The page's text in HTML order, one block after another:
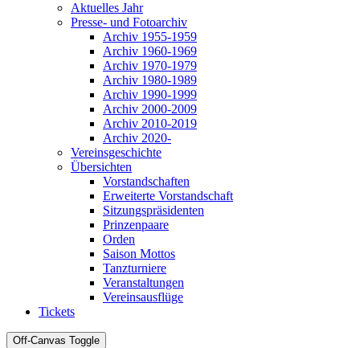
Aktuelles Jahr
Presse- und Fotoarchiv
Archiv 1955-1959
Archiv 1960-1969
Archiv 1970-1979
Archiv 1980-1989
Archiv 1990-1999
Archiv 2000-2009
Archiv 2010-2019
Archiv 2020-
Vereinsgeschichte
Übersichten
Vorstandschaften
Erweiterte Vorstandschaft
Sitzungspräsidenten
Prinzenpaare
Orden
Saison Mottos
Tanzturniere
Veranstaltungen
Vereinsausflüge
Tickets
Off-Canvas Toggle